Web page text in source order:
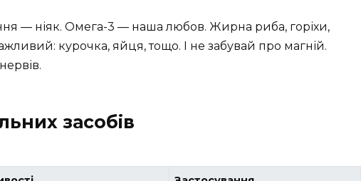
— ніяк. Омега-3 — наша любов. Жирна риба, горіхи,
курочка, яйця, тощо. І не забувай про магній.
засобів